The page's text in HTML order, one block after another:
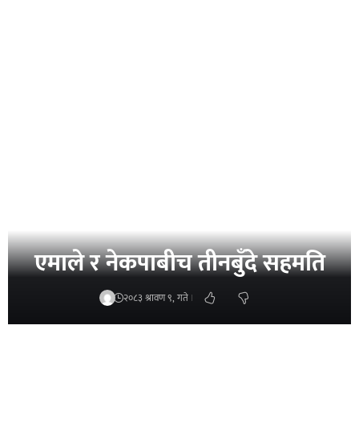
एमाले र नेकपाबीच तीनबुँदे सहमति
२०८३ श्रावण ९, गते